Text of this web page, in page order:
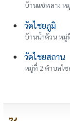
บ้านแช่พลาง ห
วัดไชยภูมิ
บ้านน้ำต้วน หมู่
วัดไชยสถาน
หมู่ที่ 2 ตำบลไช